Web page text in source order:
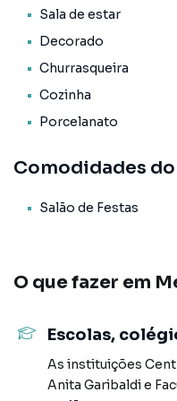
* Ar Condicionado;
* Gás Individual.
* Salão de festas;
* Hall de entrada
* Interfone;
* Internet.
> Entrada + 04 reforços +
> Para mais
AGENDE JÁ SUA VISITA!
Sala de estar
Decorado
Churrasqueira
Cozinha
Porcelanato
Comodidades
Salão de Festas
O que fazer em
Escolas,
As instituições
Anita Garibaldie